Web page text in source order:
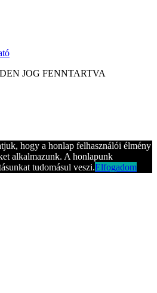
JOG FENNTARTVA
hogy a honlap felhasználói élmény
alkalmazunk. A honlapunk
tudomásul veszi.Elfogadom